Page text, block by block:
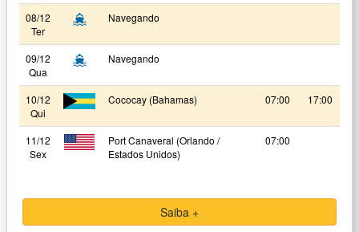
08/12
Ter
Navegando
09/12
Qua
Navegando
10/12
Qui
Cococay (Bahamas) 07:00 17:00
11/12
Sex
Port Canaveral (Orlando /
Estados Unidos)
07:00
Saiba +